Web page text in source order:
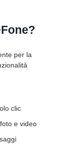
per la
clic
e video